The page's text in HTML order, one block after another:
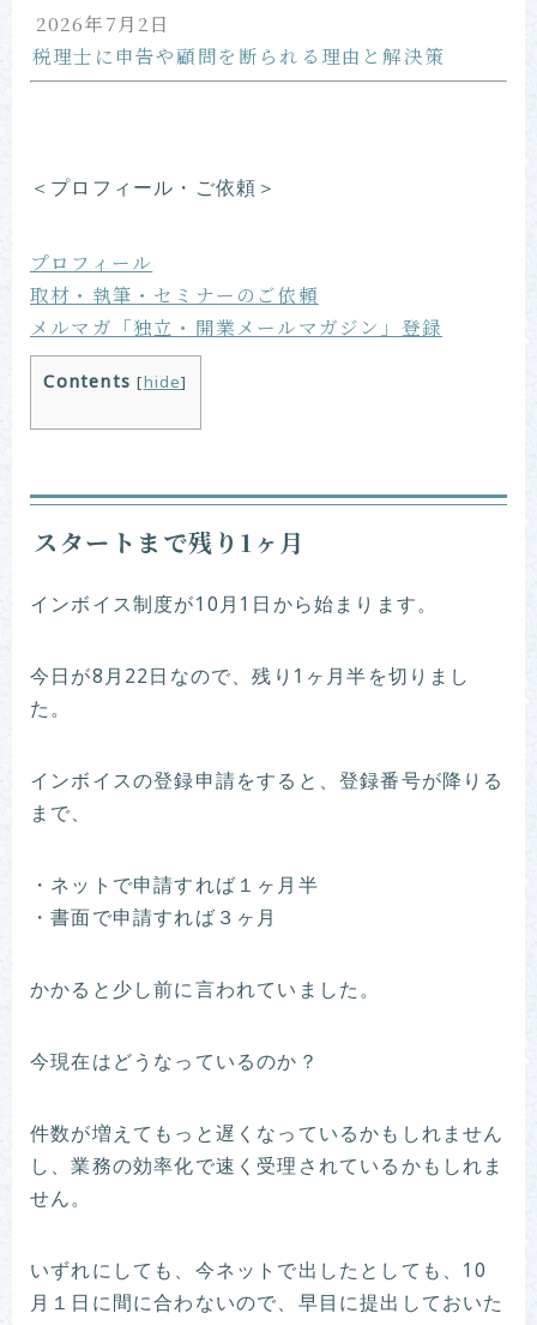
2026年7月2日
税理士に申告や顧問を断られる理由と解決策
＜プロフィール・ご依頼＞
プロフィール
取材・執筆・セミナーのご依頼
メルマガ「独立・開業メールマガジン」登録
Contents [hide]
スタートまで残り1ヶ月
インボイス制度が10月1日から始まります。
今日が8月22日なので、残り1ヶ月半を切りまし
た。
インボイスの登録申請をすると、登録番号が降りる
まで、
・ネットで申請すれば１ヶ月半
・書面で申請すれば３ヶ月
かかると少し前に言われていました。
今現在はどうなっているのか？
件数が増えてもっと遅くなっているかもしれません
し、業務の効率化で速く受理されているかもしれま
せん。
いずれにしても、今ネットで出したとしても、10
月１日に間に合わないので、早目に提出しておいた